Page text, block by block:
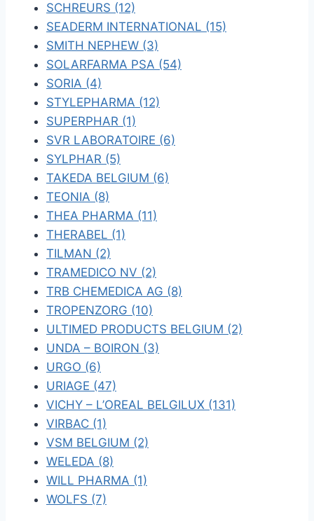
SCHREURS (12)
SEADERM INTERNATIONAL (15)
SMITH NEPHEW (3)
SOLARFARMA PSA (54)
SORIA (4)
STYLEPHARMA (12)
SUPERPHAR (1)
SVR LABORATOIRE (6)
SYLPHAR (5)
TAKEDA BELGIUM (6)
TEONIA (8)
THEA PHARMA (11)
THERABEL (1)
TILMAN (2)
TRAMEDICO NV (2)
TRB CHEMEDICA AG (8)
TROPENZORG (10)
ULTIMED PRODUCTS BELGIUM (2)
UNDA – BOIRON (3)
URGO (6)
URIAGE (47)
VICHY – L’OREAL BELGILUX (131)
VIRBAC (1)
VSM BELGIUM (2)
WELEDA (8)
WILL PHARMA (1)
WOLFS (7)